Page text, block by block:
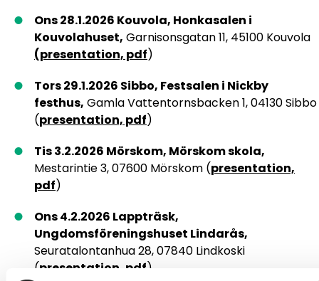
Ons 28.1.2026 Kouvola, Honkasalen i
Kouvolahuset, Garnisonsgatan 11, 45100 Kouvola
(presentation, pdf)
Tors 29.1.2026 Sibbo, Festsalen i Nickby
festhus, Gamla Vattentornsbacken 1, 04130 Sibbo
(presentation, pdf)
Tis 3.2.2026 Mörskom, Mörskom skola,
Mestarintie 3, 07600 Mörskom (presentation,
pdf)
Ons 4.2.2026 Lappträsk,
Ungdomsföreningshuset Lindarås,
Seuratalontanhua 28, 07840 Lindkoski
(presentation, pdf)